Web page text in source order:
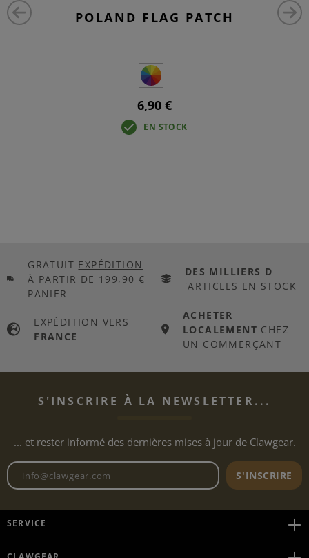
POLAND FLAG PATCH
6,90 €
EN STOCK
GRATUIT EXPÉDITION
À PARTIR DE 199,90 €
PANIER
DES MILLIERS D
'ARTICLES EN STOCK
EXPÉDITION VERS
FRANCE
ACHETER
LOCALEMENT CHEZ
UN COMMERÇANT
S'INSCRIRE À LA NEWSLETTER...
... et rester informé des dernières mises à jour de Clawgear.
Adresse e-mail de laS'INSCRIRE
SERVICE